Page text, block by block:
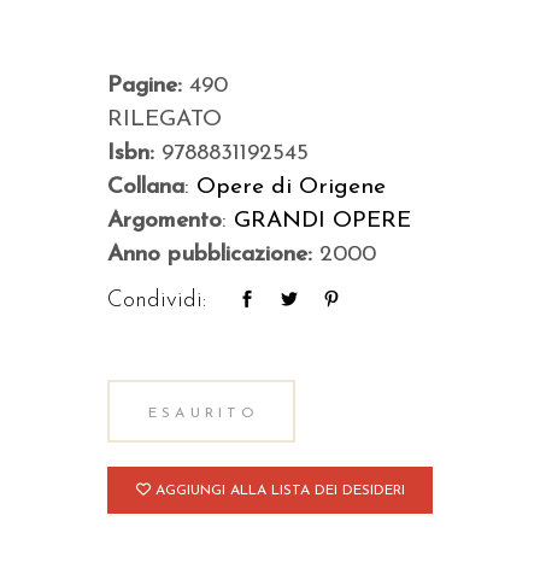
Pagine: 490
RILEGATO
Isbn: 9788831192545
Collana: Opere di Origene
Argomento: GRANDI OPERE
Anno pubblicazione: 2000
Condividi:
ESAURITO
AGGIUNGI ALLA LISTA DEI DESIDERI